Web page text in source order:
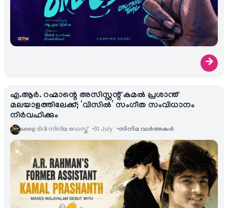
→
എ.ആർ. റഹ്മാന്റെ അസിസ്റ്റന്റ് കമൽ പ്രശാന്ത്
മലയാളത്തിലേക്ക്; ‘വിസിൽ’ സംഗീത സംവിധാനം
നിർവഹിക്കും
കേരള ടിവി സിനിമ ഡെസ്ക് 31 July സിനിമ വാര്‍ത്തകള്‍